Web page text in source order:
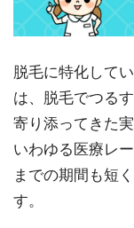
脱毛に特化して
は、脱毛でつる
寄り添ってきた
いわゆる医療レ
までの期間も短
す。